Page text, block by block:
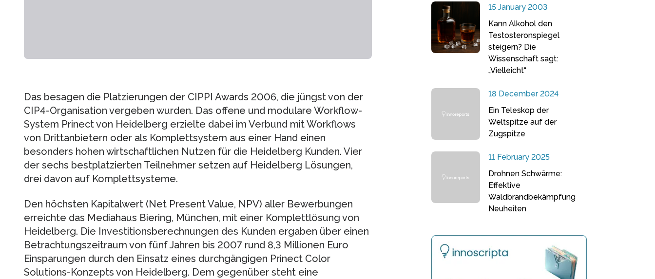
Das besagen die Platzierungen der CIPPI Awards 2006, die jüngst von der
CIP4-Organisation vergeben wurden. Das offene und modulare Workflow-
System Prinect von Heidelberg erzielte dabei im Verbund mit Workflows
von Drittanbietern oder als Komplettsystem aus einer Hand einen
besonders hohen wirtschaftlichen Nutzen für die Heidelberg Kunden. Vier
der sechs bestplatzierten Teilnehmer setzen auf Heidelberg Lösungen,
drei davon auf Komplettsysteme.
Den höchsten Kapitalwert (Net Present Value, NPV) aller Bewerbungen
erreichte das Mediahaus Biering, München, mit einer Komplettlösung von
Heidelberg. Die Investitionsberechnungen des Kunden ergaben über einen
Betrachtungszeitraum von fünf Jahren bis 2007 rund 8,3 Millionen Euro
Einsparungen durch den Einsatz eines durchgängigen Prinect Color
Solutions-Konzepts von Heidelberg. Dem gegenüber steht eine
15 January 2003
Kann Alkohol den
Testosteronspiegel
steigern? Die
Wissenschaft sagt:
„Vielleicht“
18 December 2024
Ein Teleskop der
Weltspitze auf der
Zugspitze
11 February 2025
Drohnen Schwärme:
Effektive
Waldbrandbekämpfung
Neuheiten